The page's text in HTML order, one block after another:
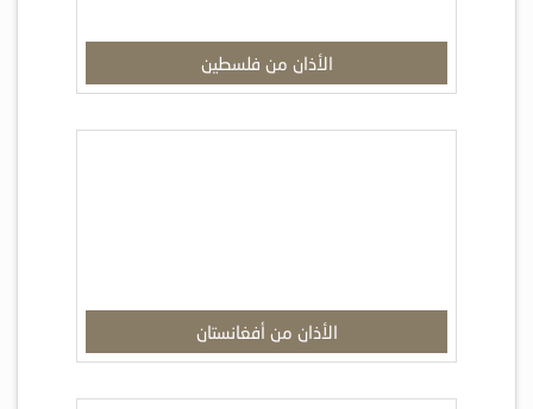
الأذان من فلسطين
الأذان من أفغانستان